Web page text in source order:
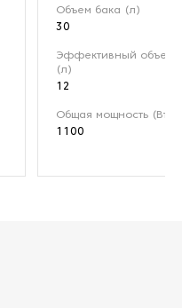
Объем бака (л)
30
Эффективный объем
(л)
12
Общая мощность (Вт)
1100